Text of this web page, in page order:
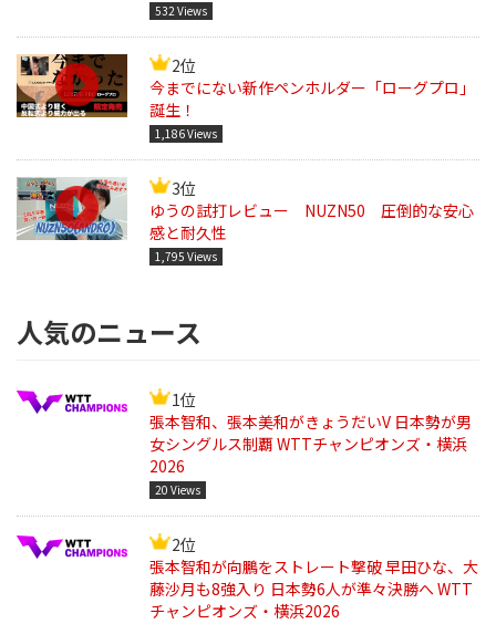
532 Views
2位
今までにない新作ペンホルダー「ローグプロ」
誕生！
1,186 Views
3位
ゆうの試打レビュー NUZN50 圧倒的な安心
感と耐久性
1,795 Views
人気のニュース
1位
張本智和、張本美和がきょうだいV 日本勢が男
女シングルス制覇 WTTチャンピオンズ・横浜
2026
20 Views
2位
張本智和が向鵬をストレート撃破 早田ひな、大
藤沙月も8強入り 日本勢6人が準々決勝へ WTT
チャンピオンズ・横浜2026